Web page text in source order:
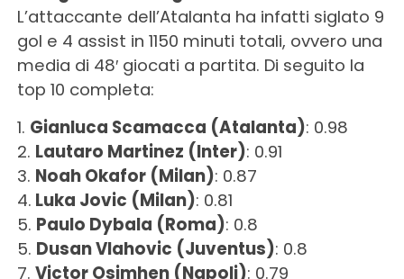
L’attaccante dell’Atalanta ha infatti siglato 9
gol e 4 assist in 1150 minuti totali, ovvero una
media di 48′ giocati a partita. Di seguito la
top 10 completa:
1. Gianluca Scamacca (Atalanta): 0.98
2. Lautaro Martinez (Inter): 0.91
3. Noah Okafor (Milan): 0.87
4. Luka Jovic (Milan): 0.81
5. Paulo Dybala (Roma): 0.8
5. Dusan Vlahovic (Juventus): 0.8
7. Victor Osimhen (Napoli): 0.79